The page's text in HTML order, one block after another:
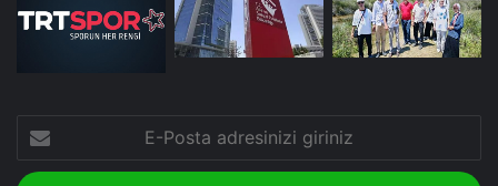
Posta
adresinizi